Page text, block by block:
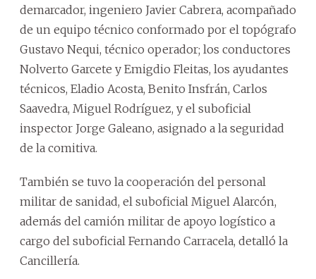
demarcador, ingeniero Javier Cabrera, acompañado
de un equipo técnico conformado por el topógrafo
Gustavo Nequi, técnico operador; los conductores
Nolverto Garcete y Emigdio Fleitas, los ayudantes
técnicos, Eladio Acosta, Benito Insfrán, Carlos
Saavedra, Miguel Rodríguez, y el suboficial
inspector Jorge Galeano, asignado a la seguridad
de la comitiva.
También se tuvo la cooperación del personal
militar de sanidad, el suboficial Miguel Alarcón,
además del camión militar de apoyo logístico a
cargo del suboficial Fernando Carracela, detalló la
Cancillería.